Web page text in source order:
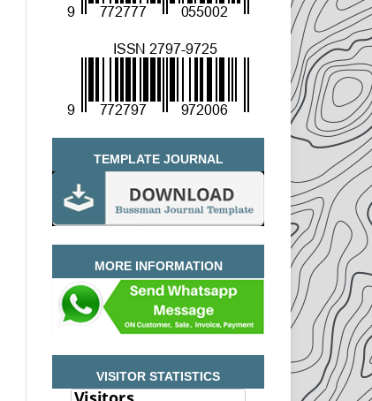
TEMPLATE JOURNAL
MORE INFORMATION
VISITOR STATISTICS